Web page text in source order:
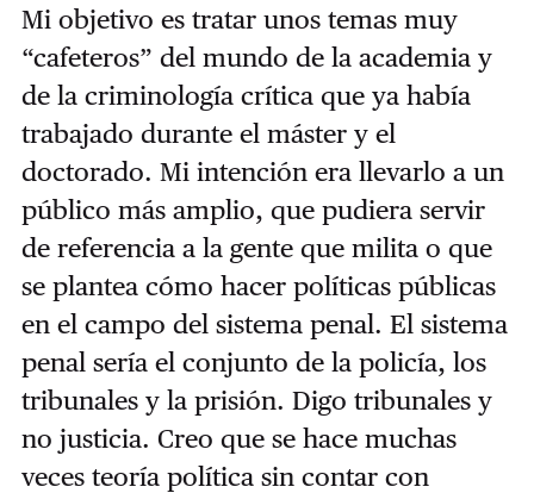
Mi objetivo es tratar unos temas muy
“cafeteros” del mundo de la academia y
de la criminología crítica que ya había
trabajado durante el máster y el
doctorado. Mi intención era llevarlo a un
público más amplio, que pudiera servir
de referencia a la gente que milita o que
se plantea cómo hacer políticas públicas
en el campo del sistema penal. El sistema
penal sería el conjunto de la policía, los
tribunales y la prisión. Digo tribunales y
no justicia. Creo que se hace muchas
veces teoría política sin contar con